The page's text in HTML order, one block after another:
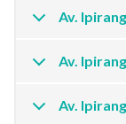
Av.
Av.
Av.